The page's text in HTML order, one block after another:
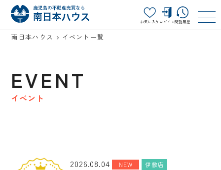
お気に入り ログイン閲覧履歴
南日本ハウス イベント一覧
EVENT
イベント
2026.08.04 NEW 伊敷店